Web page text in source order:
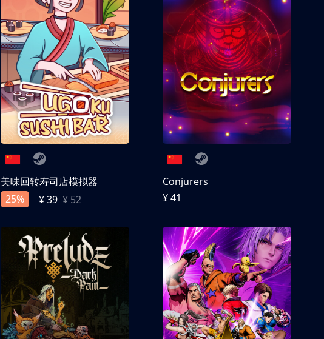
美味回转寿司店模拟器
25%
¥ 39 ¥ 52
Conjurers
¥ 41